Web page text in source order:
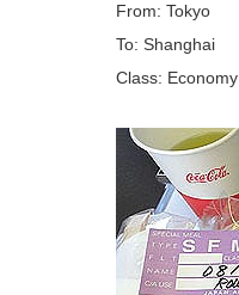
From: Tokyo
To: Shanghai
Class: